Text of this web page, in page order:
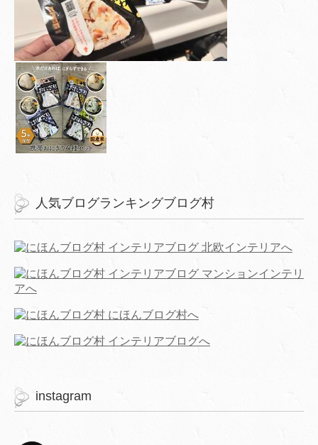
人気ブログランキングブログ村
instagram